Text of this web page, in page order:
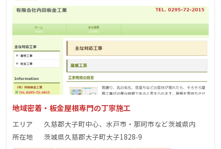
地域密着・板金屋根専門の丁寧施工
エリア
久慈郡大子町中心、水戸市・那珂市など茨城県内
所在地
茨城県久慈郡大子町大子1828‑9